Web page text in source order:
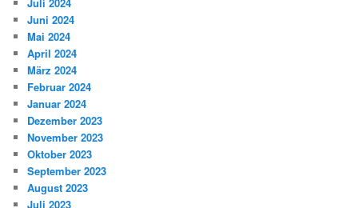
Juli 2024
Juni 2024
Mai 2024
April 2024
März 2024
Februar 2024
Januar 2024
Dezember 2023
November 2023
Oktober 2023
September 2023
August 2023
Juli 2023